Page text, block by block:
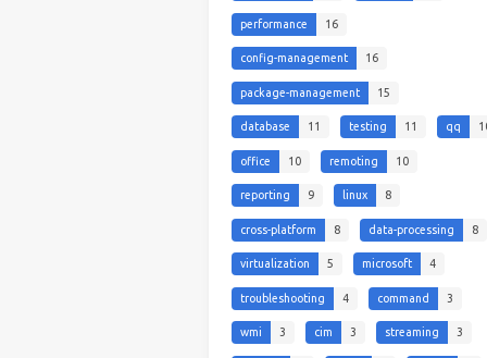
performance 16
config-management 16
package-management 15
database 11 testing 11 qq
office 10 remoting 10
reporting 9 linux 8
cross-platform 8 data-processing 8
virtualization 5 microsoft 4
troubleshooting 4 command 3
wmi 3 cim 3 streaming 3